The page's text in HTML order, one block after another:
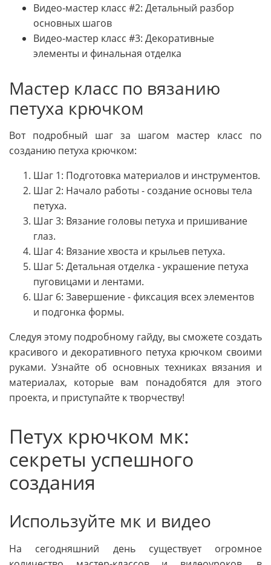
Видео-мастер класс #2: Детальный разбор
основных шагов
Видео-мастер класс #3: Декоративные
элементы и финальная отделка
Мастер класс по вязанию
петуха крючком
Вот подробный шаг за шагом мастер класс по
созданию петуха крючком:
Шаг 1: Подготовка материалов и инструментов.
Шаг 2: Начало работы - создание основы тела
петуха.
Шаг 3: Вязание головы петуха и пришивание
глаз.
Шаг 4: Вязание хвоста и крыльев петуха.
Шаг 5: Детальная отделка - украшение петуха
пуговицами и лентами.
Шаг 6: Завершение - фиксация всех элементов
и подгонка формы.
Следуя этому подробному гайду, вы сможете создать
красивого и декоративного петуха крючком своими
руками. Узнайте об основных техниках вязания и
материалах, которые вам понадобятся для этого
проекта, и приступайте к творчеству!
Петух крючком мк:
секреты успешного
создания
Используйте мк и видео
На сегодняшний день существует огромное